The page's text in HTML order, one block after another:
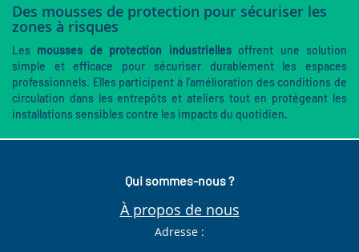
Des mousses de protection pour sécuriser les
zones à risques
Les mousses de protection industriellesoffrent une solution
simple et efficace pour sécuriser durablement les espaces
professionnels. Elles participent à l’amélioration des conditions de
circulation dans les entrepôts et ateliers tout en protégeant les
installations sensibles contre les impacts du quotidien.
Qui sommes-nous ?
À propos de nous
Adresse :